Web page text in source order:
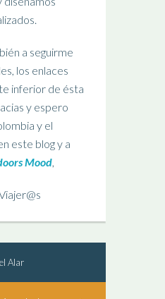
a seguirme
los enlaces
inferior de ésta
y espero
y el
este blog y a
Mood,
Alar